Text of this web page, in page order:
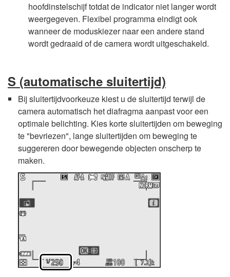
hoofdinstelschijf totdat de indicator niet langer wordt
weergegeven. Flexibel programma eindigt ook
wanneer de moduskiezer naar een andere stand
wordt gedraaid of de camera wordt uitgeschakeld.
S (automatische sluitertijd)
Bij sluitertijdvoorkeuze kiest u de sluitertijd terwijl de
camera automatisch het diafragma aanpast voor een
optimale belichting. Kies korte sluitertijden om beweging
te "bevriezen", lange sluitertijden om beweging te
suggereren door bewegende objecten onscherp te
maken.